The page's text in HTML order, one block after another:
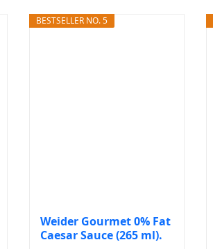
BESTSELLER NO. 5
Weider Gourmet 0% Fat
Caesar Sauce (265 ml).